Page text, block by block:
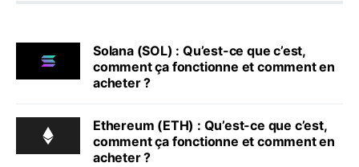
Solana (SOL) : Qu’est-ce que c’est,
comment ça fonctionne et comment en
acheter ?
Ethereum (ETH) : Qu’est-ce que c’est,
comment ça fonctionne et comment en
acheter ?